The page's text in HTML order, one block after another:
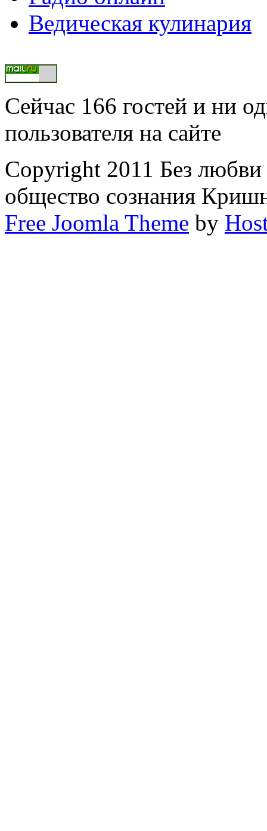
Ведическая кулинария
Сейчас 166 гостей и ни
пользователя на сайте
Copyright 2011 Без
общество сознания
Free Joomla Theme by